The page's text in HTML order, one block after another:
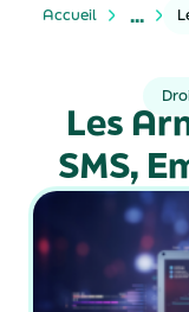
Accueil ...
Les
SMS,